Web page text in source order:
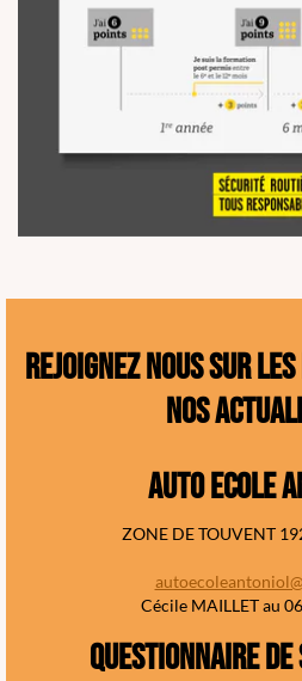
REjoignez nous sur
nos
auto ecole
ZONE DE TOUVENT
Cécile MAILLET au
questionnaire